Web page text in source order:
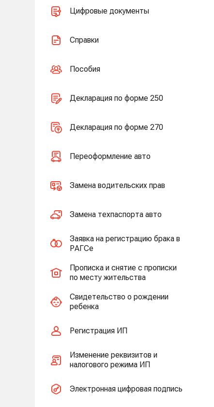
Цифровые документы
Справки
Пособия
Декларация по форме 250
Декларация по форме 270
Переоформление авто
Замена водительских прав
Замена техпаспорта авто
Заявка на регистрацию брака в
РАГСе
Прописка и снятие с прописки
по месту жительства
Свидетельство о рождении
ребенка
Регистрация ИП
Изменение реквизитов и
налогового режима ИП
Электронная цифровая подпись